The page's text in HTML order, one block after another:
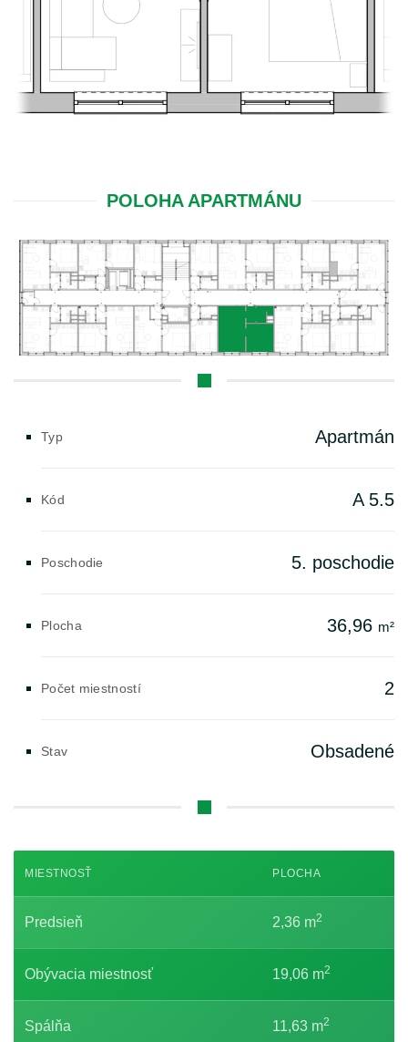
POLOHA APARTMÁNU
Typ Apartmán
Kód A 5.5
Poschodie 5. poschodie
Plocha 36,96 m²
Počet miestností 2
Stav Obsadené
MIESTNOSŤ PLOCHA
Predsieň 2,36 m2
Obývacia miestnosť 19,06 m2
Spálňa 11,63 m2